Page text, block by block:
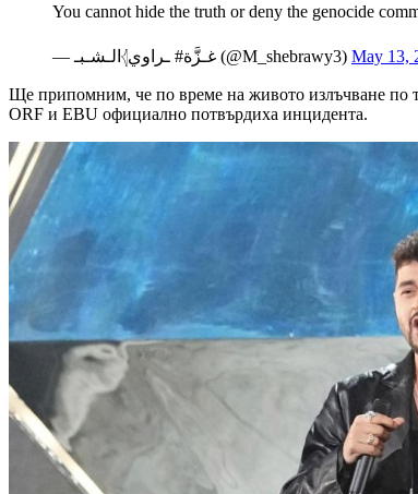
You cannot hide the truth or deny the genocide
— ‏الـشـبـ𓂆ـراوي ‌‎#غـزَّة⁩ (@M_shebrawy3) May 13,
Ще припомним, че по време на живото излъчване по
ORF и EBU официално потвърдиха инцидента.